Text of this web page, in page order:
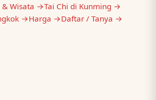
& Wisata →Tai Chi di Kunming →
→Harga →Daftar / Tanya →